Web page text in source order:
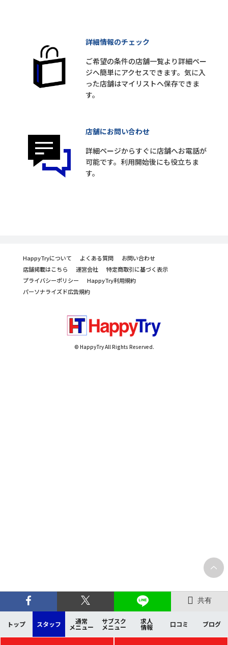
共有
トップ スタッフ 通常
メニュー
サブスク
メニュー
求人
情報 口コミ ブログ
詳細情報のチェック
ご希望の条件の店舗一覧より詳細ペー
ジへ簡単にアクセスできます。気に入
った店舗はマイリストへ保存できま
す。
店舗にお問い合わせ
詳細ページからすぐに店舗へお電話が
可能です。利用開始後にも役立ちま
す。
HappyTryについて よくある質問
お問い合わせ
店舗掲載はこちら
運営会社
特定商取引に基づく表示
プライバシーポリシー
HappyTry利用規約
パーソナライズド広告規約
© HappyTry All Rights Reserved.